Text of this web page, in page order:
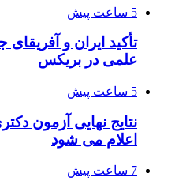
5 ساعت پیش
تأکید ایران و
علمی در بریکس
5 ساعت پیش
اعلام می شود
7 ساعت پیش